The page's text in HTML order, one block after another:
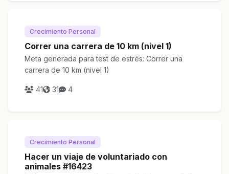
Crecimiento Personal
Correr una carrera de 10 km (nivel 1)
Meta generada para test de estrés: Correr una
carrera de 10 km (nivel 1)
41 31 4
Crecimiento Personal
Hacer un viaje de voluntariado con
animales #16423